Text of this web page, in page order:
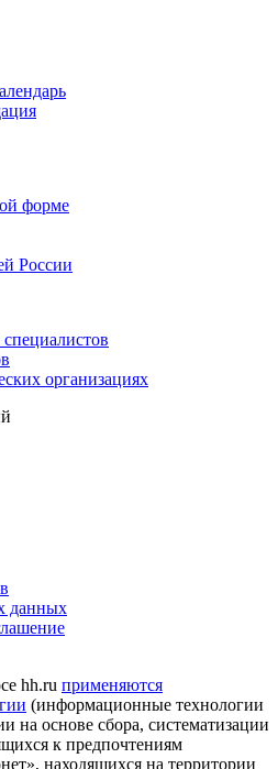
форме
России
организациях
данных
hh.ru применяются
(информационные технологии
на основе сбора, систематизации
к предпочтениям
находящихся на территории